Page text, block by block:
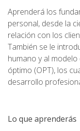
Aprenderá los
personal, desde la
relación con los
También se le
humano y al
óptimo (OPT), los
desarrollo
Lo que aprenderás